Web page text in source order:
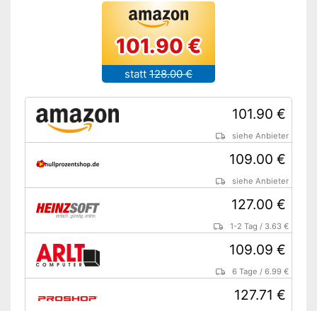
101.90 €
statt 128.00 €
101.90 €
siehe Anbieter
109.00 €
siehe Anbieter
127.00 €
1-2 Tag / 3.63 €
109.09 €
6 Tage /6.99 €
127.71 €